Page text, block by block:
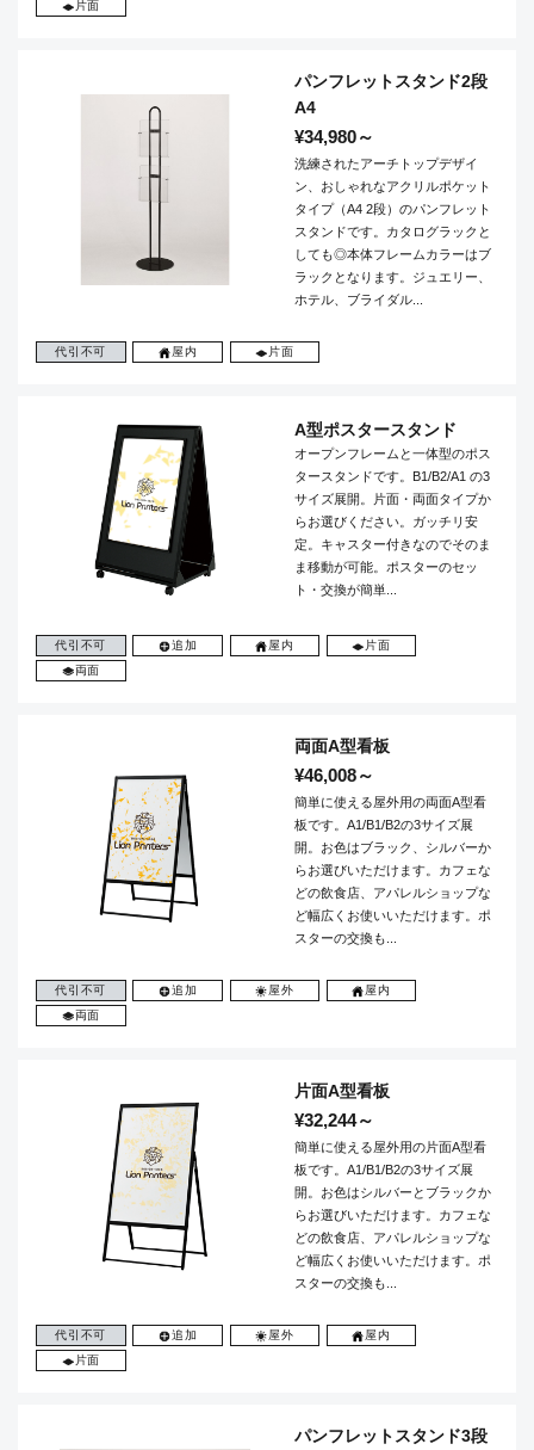
片面
パンフレットスタンド2段
A4
¥34,980～
洗練されたアーチトップデザイ
ン、おしゃれなアクリルポケット
タイプ（A4 2段）のパンフレット
スタンドです。カタログラックと
しても◎本体フレームカラーはブ
ラックとなります。ジュエリー、
ホテル、ブライダル...
代引不可 屋内 片面
A型ポスタースタンド
オープンフレームと一体型のポス
タースタンドです。B1/B2/A1 の3
サイズ展開。片面・両面タイプか
らお選びください。ガッチリ安
定。キャスター付きなのでそのま
ま移動が可能。ポスターのセッ
ト・交換が簡単...
代引不可 追加 屋内
片面
両面
両面A型看板
¥46,008～
簡単に使える屋外用の両面A型看
板です。A1/B1/B2の3サイズ展
開。お色はブラック、シルバーか
らお選びいただけます。カフェな
どの飲食店、アパレルショップな
ど幅広くお使いいただけます。ポ
スターの交換も...
代引不可 追加 屋外
屋内
両面
片面A型看板
¥32,244～
簡単に使える屋外用の片面A型看
板です。A1/B1/B2の3サイズ展
開。お色はシルバーとブラックか
らお選びいただけます。カフェな
どの飲食店、アパレルショップな
ど幅広くお使いいただけます。ポ
スターの交換も...
代引不可 追加 屋外
屋内
片面
パンフレットスタンド3段